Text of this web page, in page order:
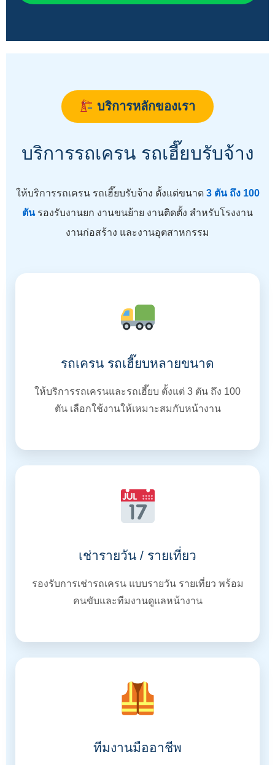
บริการหลักของเรา
บริการรถเครน รถเฮี๊ยบรับจ้าง
ให้บริการรถเครน รถเฮี๊ยบรับจ้าง ตั้งแต่ขนาด 3 ตัน ถึง 100
ตันรองรับงานยก งานขนย้าย งานติดตั้ง สำหรับโรงงาน
งานก่อสร้าง และงานอุตสาหกรรม
รถเครน รถเฮี๊ยบหลายขนาด
ให้บริการรถเครนและรถเฮี๊ยบ ตั้งแต่ 3 ตัน ถึง 100
ตัน เลือกใช้งานให้เหมาะสมกับหน้างาน
เช่ารายวัน / รายเที่ยว
รองรับการเช่ารถเครน แบบรายวัน รายเที่ยว พร้อม
คนขับและทีมงานดูแลหน้างาน
ทีมงานมืออาชีพ